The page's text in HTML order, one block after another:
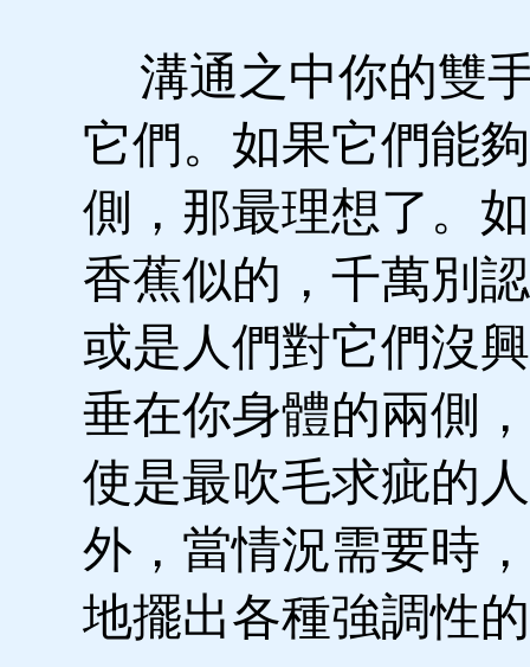
溝通之中你的雙
它們。如果它們能
側，那最理想了。
香蕉似的，千萬別
或是人們對它們沒
垂在你身體的兩側
使是最吹毛求疵的
外，當情況需要時
地擺出各種強調性